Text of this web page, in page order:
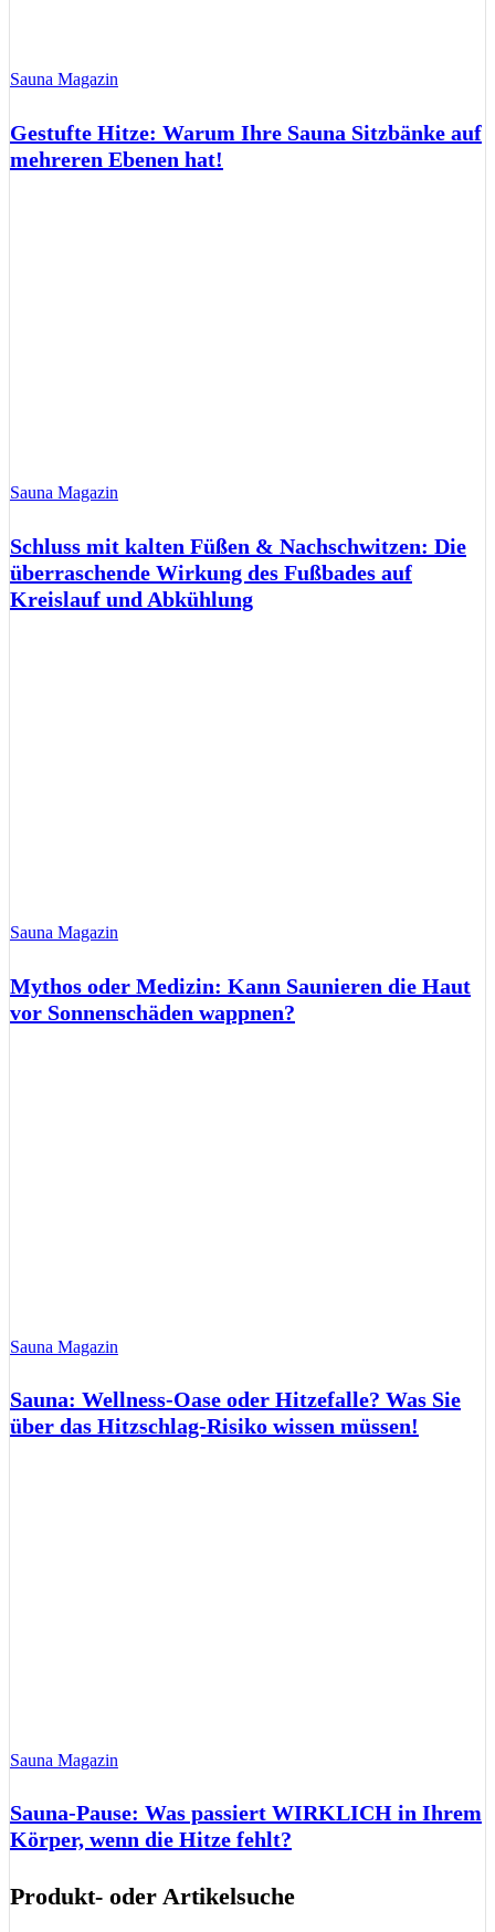
Sauna Magazin
Gestufte Hitze: Warum Ihre Sauna Sitzbänke auf
mehreren Ebenen hat!
Sauna Magazin
Schluss mit kalten Füßen & Nachschwitzen: Die
überraschende Wirkung des Fußbades auf
Kreislauf und Abkühlung
Sauna Magazin
Mythos oder Medizin: Kann Saunieren die Haut
vor Sonnenschäden wappnen?
Sauna Magazin
Sauna: Wellness-Oase oder Hitzefalle? Was Sie
über das Hitzschlag-Risiko wissen müssen!
Sauna Magazin
Sauna-Pause: Was passiert WIRKLICH in Ihrem
Körper, wenn die Hitze fehlt?
Produkt- oder Artikelsuche